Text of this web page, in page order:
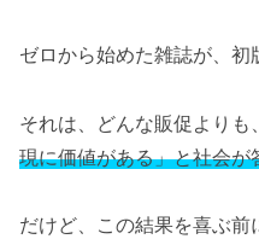
ゼロから始めた雑誌が、初
それは、どんな販促よりも
現に価値がある」と社会が
だけど、この結果を喜ぶ前